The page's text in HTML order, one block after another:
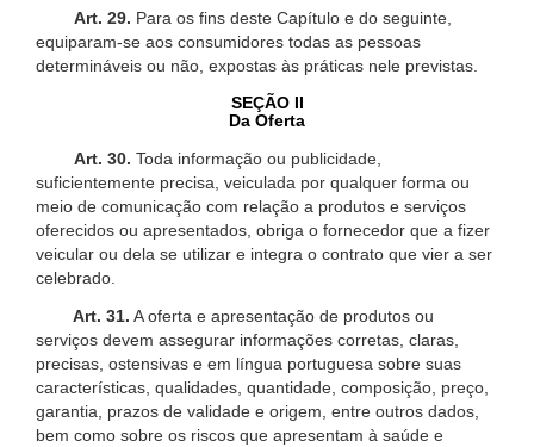
Art. 29. Para os fins deste Capítulo e do seguinte,
equiparam-se aos consumidores todas as pessoas
determináveis ou não, expostas às práticas nele previstas.
SEÇÃO II
Da Oferta
Art. 30. Toda informação ou publicidade,
suficientemente precisa, veiculada por qualquer forma ou
meio de comunicação com relação a produtos e serviços
oferecidos ou apresentados, obriga o fornecedor que a fizer
veicular ou dela se utilizar e integra o contrato que vier a ser
celebrado.
Art. 31. A oferta e apresentação de produtos ou
serviços devem assegurar informações corretas, claras,
precisas, ostensivas e em língua portuguesa sobre suas
características, qualidades, quantidade, composição, preço,
garantia, prazos de validade e origem, entre outros dados,
bem como sobre os riscos que apresentam à saúde e